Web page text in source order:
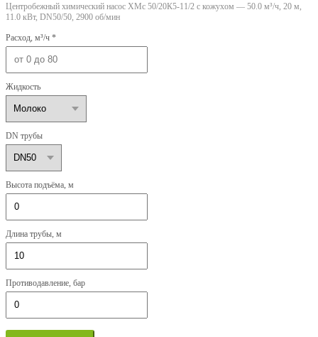
Центробежный химический насос ХМс 50/20К5-11/2 с кожухом — 50.0 м³/ч, 20 м,
11.0 кВт, DN50/50, 2900 об/мин
Расход, м³/ч *
Жидкость
DN трубы
Высота подъёма, м
Длина трубы, м
Противодавление, бар